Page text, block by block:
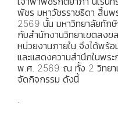
พัชร มหาวัชรราชธิดา สิ้นพ
2569 นั้น มหาวิทยาลัยทัก
กับสำนักงานวิทยาเขตสงข
หน่วยงานภายใน จึงได้พร้
และแสดงความสำนึกในพ
พ.ศ. 2569 ณ ทั้ง 2 วิทยา
จัดกิจกรรม ดังนี้